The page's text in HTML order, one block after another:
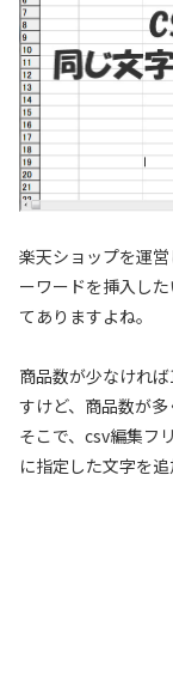
楽天ショップを運
ーワードを挿入し
てありますよね。
商品数が少なけれ
すけど、商品数が多
そこで、csv編集フ
に指定した文字を